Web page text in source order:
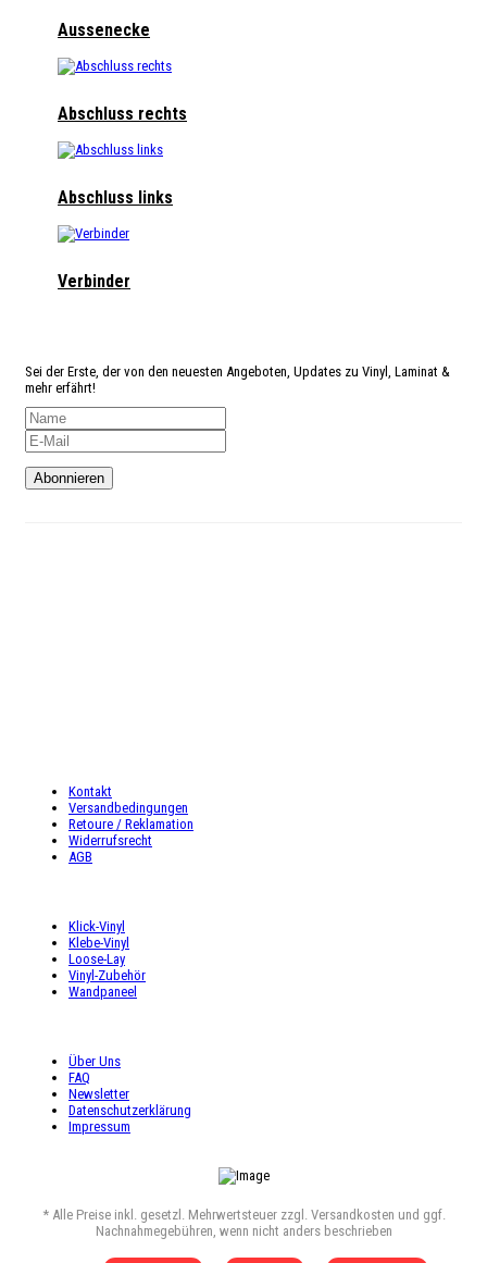
Aussenecke
Abschluss rechts
Abschluss links
Verbinder
Sei der Erste, der von den neuesten Angeboten, Updates zu Vinyl, Laminat &
mehr erfährt!
Kontakt
Versandbedingungen
Retoure / Reklamation
Widerrufsrecht
AGB
Klick-Vinyl
Klebe-Vinyl
Loose-Lay
Vinyl-Zubehör
Wandpaneel
Über Uns
FAQ
Newsletter
Datenschutzerklärung
Impressum
* Alle Preise inkl. gesetzl. Mehrwertsteuer zzgl. Versandkosten und ggf.
Nachnahmegebühren, wenn nicht anders beschrieben